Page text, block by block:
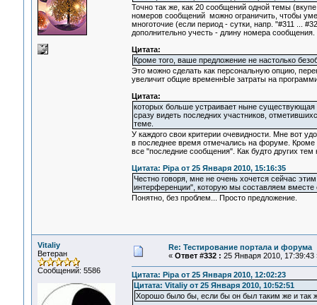
Точно так же, как 20 сообщений одной темы
номеров сообщений можно ограничить, чтобы
многоточие (если период - сутки, напр. "#311 ...
дополнительно учесть - длину номера
Цитата:
Кроме того, ваше предложение не настолько
Это можно сделать как персональную опцию,
увеличит общие временнЫе затраты на
Цитата:
которых больше устраивает ныне существующая
сразу видеть последних участников,
теме.
У каждого свои критерии очевидности. Мне вот
в последнее время отмечались на форуме. Кроме
все "последние сообщения". Как будто других
Цитата: Pipa от 25 Января 2010, 15:16:35
Честно говоря, мне не очень хочется сейчас
интерференции", которую мы составляем вместе
Понятно, без проблем... Просто предложение.
Vitaliy
Ветеран
Сообщений: 5586
Re: Тестирование портала и форума
« Ответ #332 : 25 Января 2010, 17:39:43
Цитата: Pipa от 25 Января 2010, 12:02:23
Цитата: Vitaliy от 25 Января 2010, 10:52:51
Хорошо было бы, если бы он был таким же и так